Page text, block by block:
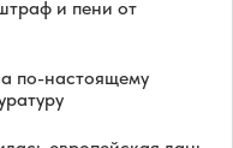
и пени от
по-настоящему